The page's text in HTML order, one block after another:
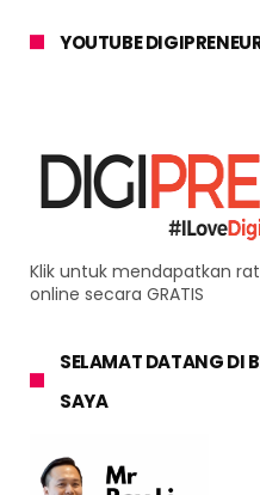
YOUTUBE
Klik untuk mendapatkan
online secara GRATIS
SELAMAT DATANG DI
SAYA